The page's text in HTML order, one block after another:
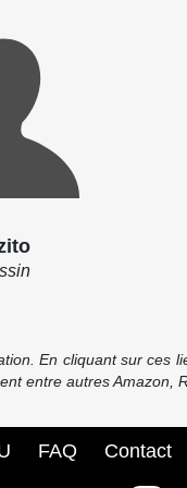
En cliquant sur
entre autres
FAQ Contact